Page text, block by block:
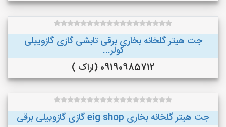
جت هیتر گلخانه بخاری برقی تابشی گازی گازوییلی
کولر...
09190985712 (اراک )
جت هیتر گلخانه بخاری eig shop گازی گازوییلی برقی